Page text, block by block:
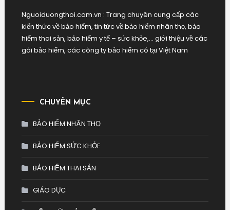
Nguoiduongthoi.com.vn : Trang chuyên cung cấp các
kiến thức về bảo hiểm, tin tức về bảo hiểm nhân thọ, bảo
hiểm thai sản, bảo hiểm y tế – sức khỏe,… giới thiệu về các
gói bảo hiểm, các công ty bảo hiểm có tại Việt Nam
CHUYÊN MỤC
BẢO HIỂM NHÂN THỌ
BẢO HIỂM SỨC KHỎE
BẢO HIỂM THAI SẢN
GIÁO DỤC